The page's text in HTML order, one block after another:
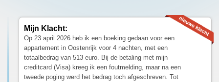
Mijn Klacht:
Op 23 april 2026 heb ik een boeking gedaan voor een
appartement in Oostenrijk voor 4 nachten, met een
totaalbedrag van 513 euro. Bij de betaling met mijn
creditcard (Visa) kreeg ik een foutmelding, maar na een
tweede poging werd het bedrag toch afgeschreven. Tot